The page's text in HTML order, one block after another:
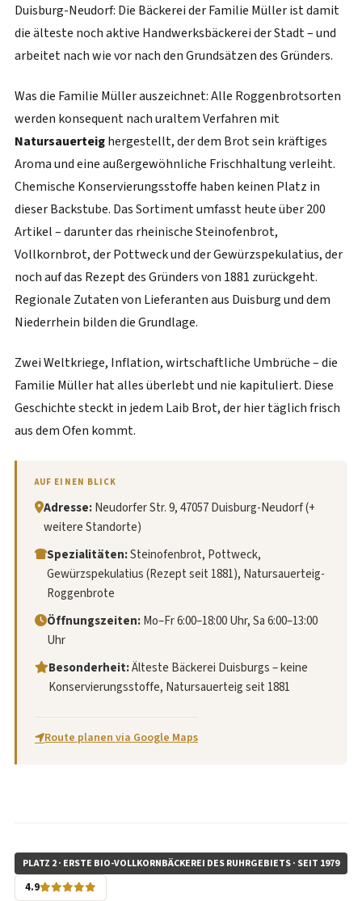
Duisburg-Neudorf: Die Bäckerei der Familie Müller ist damit
die älteste noch aktive Handwerksbäckerei der Stadt – und
arbeitet nach wie vor nach den Grundsätzen des Gründers.
Was die Familie Müller auszeichnet: Alle Roggenbrotsorten
werden konsequent nach uraltem Verfahren mit
Natursauerteighergestellt, der dem Brot sein kräftiges
Aroma und eine außergewöhnliche Frischhaltung verleiht.
Chemische Konservierungsstoffe haben keinen Platz in
dieser Backstube. Das Sortiment umfasst heute über 200
Artikel – darunter das rheinische Steinofenbrot,
Vollkornbrot, der Pottweck und der Gewürzspekulatius, der
noch auf das Rezept des Gründers von 1881 zurückgeht.
Regionale Zutaten von Lieferanten aus Duisburg und dem
Niederrhein bilden die Grundlage.
Zwei Weltkriege, Inflation, wirtschaftliche Umbrüche – die
Familie Müller hat alles überlebt und nie kapituliert. Diese
Geschichte steckt in jedem Laib Brot, der hier täglich frisch
aus dem Ofen kommt.
AUF EINEN BLICK
Adresse:Neudorfer Str. 9, 47057 Duisburg-Neudorf (+
weitere Standorte)
Spezialitäten:Steinofenbrot, Pottweck,
Gewürzspekulatius (Rezept seit 1881), Natursauerteig-
Roggenbrote
Öffnungszeiten:Mo–Fr 6:00–18:00 Uhr, Sa 6:00–13:00
Uhr
Besonderheit:Älteste Bäckerei Duisburgs – keine
Konservierungsstoffe, Natursauerteig seit 1881
Route planen via Google Maps
PLATZ 2 · ERSTE BIO-VOLLKORNBÄCKEREI DES RUHRGEBIETS · SEIT 1979
4.9